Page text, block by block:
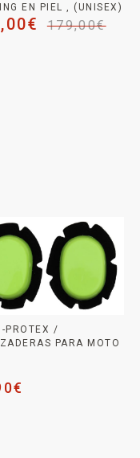
EN PIEL , (UNISEX)
179,00€
€
PROTEX /
PARA MOTO
€